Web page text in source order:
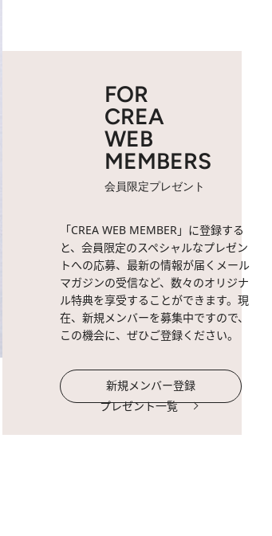
FOR
CREA
WEB
MEMBERS
会員限定プレゼント
「CREA WEB MEMBER」に登録する
と、会員限定のスペシャルなプレゼン
トへの応募、最新の情報が届くメール
マガジンの受信など、数々のオリジナ
ル特典を享受することができます。現
在、新規メンバーを募集中ですので、
この機会に、ぜひご登録ください。
新規メンバー登録
プレゼント一覧